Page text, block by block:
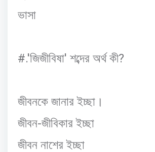
ভাসা
#.'জিজীবিষা' শব্দের অর্থ কী?
জীবনকে জানার ইচ্ছা।
জীবন-জীবিকার ইচ্ছা
জীবন নাশের ইচ্ছা